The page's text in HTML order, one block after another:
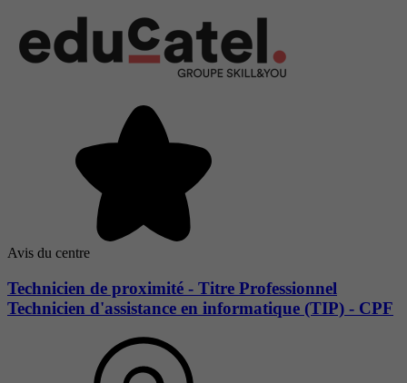
Avis du centre
Technicien de proximité - Titre Professionnel
Technicien d'assistance en informatique (TIP) - CPF